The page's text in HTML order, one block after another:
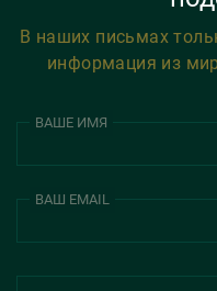
В наших письмах
информация из
ВАШЕ ИМЯ
ВАШ EMAIL